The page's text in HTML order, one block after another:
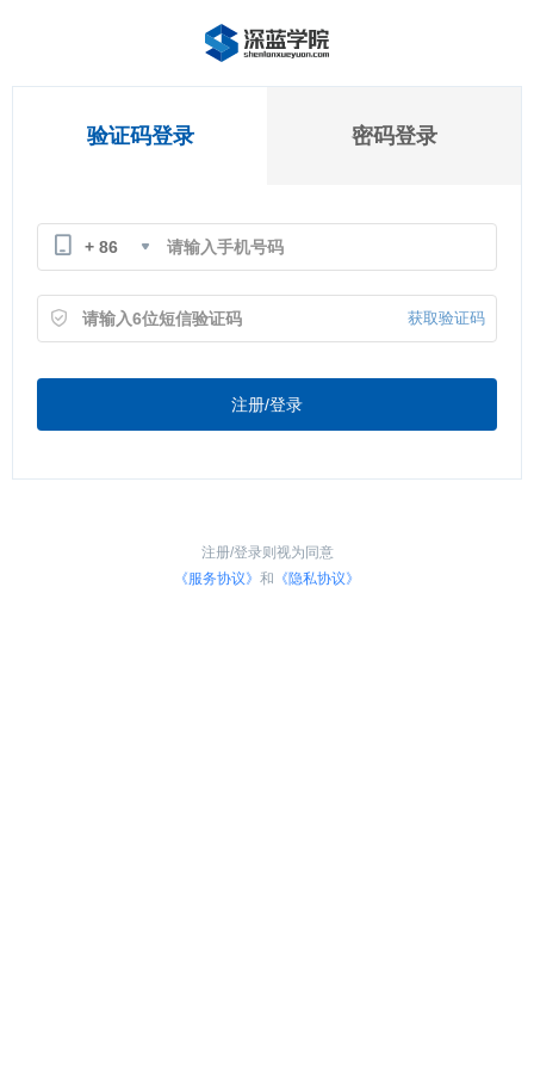
验证码登录 密码登录
+ 86
获取验证码
注册/登录
注册/登录则视为同意
《服务协议》 和 《隐私协议》